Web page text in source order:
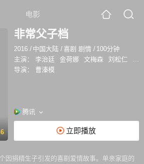
电影
6
非常父子档
2016 / 中国大陆 /喜剧 剧情 / 100分钟
主演：
李治廷 金荷娜 文梅森 刘松仁
吕
导演：
曹溱模
腾讯
立即播放
因捐精生子引发的喜剧爱情故事。单亲家庭的